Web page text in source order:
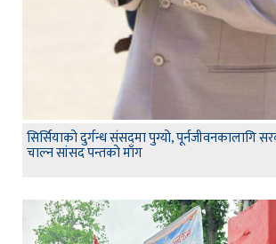
सिर्सियाको दुर्गन्ध संसदमा पुग्यो, पूर्नजीवनकालागि
चाल्न सांसद पन्तको माँग